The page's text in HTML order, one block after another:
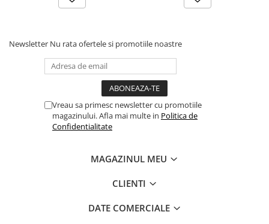
Newsletter Nu rata ofertele si promotiile noastre
Vreau sa primesc newsletter cu promotiile
magazinului. Afla mai multe in Politica de
Confidentialitate
MAGAZINUL MEU
CLIENTI
DATE COMERCIALE